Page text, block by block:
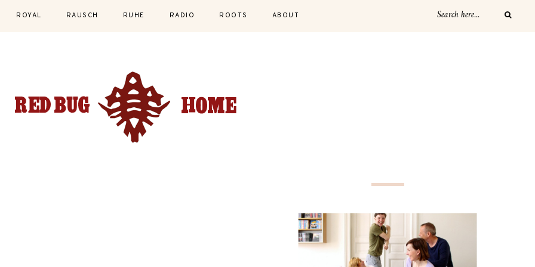
ROYAL RAUSCH RUHE RADIO ROOTS ABOUT